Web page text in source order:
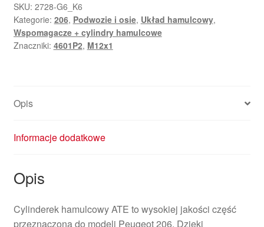
SKU: 2728-G6_K6
Kategorie: 206, Podwozie i osie, Układ hamulcowy,
Wspomagacze + cylindry hamulcowe
Znaczniki: 4601P2, M12x1
Opis
Informacje dodatkowe
Opis
Cylinderek hamulcowy ATE to wysokiej jakości część
przeznaczona do modeli Peugeot 206. Dzięki